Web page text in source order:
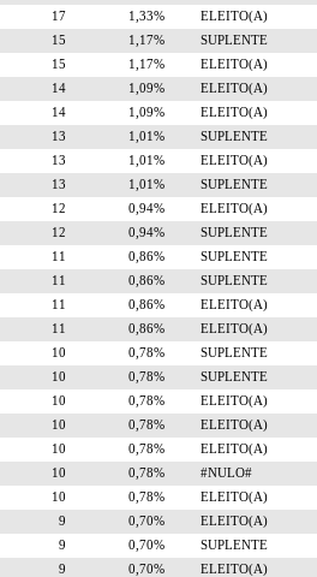
17 1,33%
ELEITO(A)
15 1,17%
SUPLENTE
15 1,17%
ELEITO(A)
14 1,09%
ELEITO(A)
14 1,09%
ELEITO(A)
13 1,01%
SUPLENTE
13 1,01%
ELEITO(A)
13 1,01%
SUPLENTE
12 0,94%
ELEITO(A)
12 0,94%
SUPLENTE
11 0,86%
SUPLENTE
11 0,86%
SUPLENTE
11 0,86%
ELEITO(A)
11 0,86%
ELEITO(A)
10 0,78%
SUPLENTE
10 0,78%
SUPLENTE
10 0,78%
ELEITO(A)
10 0,78%
ELEITO(A)
10 0,78%
ELEITO(A)
10 0,78%
#NULO#
10 0,78%
ELEITO(A)
9 0,70%
ELEITO(A)
9 0,70%
SUPLENTE
9 0,70%
ELEITO(A)